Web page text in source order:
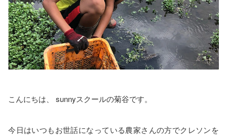
こんにちは、 sunnyスクールの菊谷です。
今日はいつもお世話になっている農家さんの方でクレソンを